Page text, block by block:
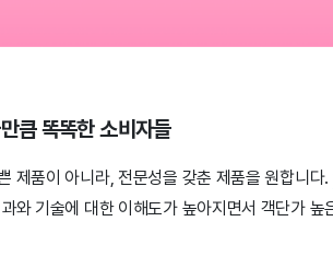
큼 똑똑한 소비자들
제품이 아니라, 전문성을 갖춘 제품을 원합니다.
와 기술에 대한 이해도가 높아지면서 객단가